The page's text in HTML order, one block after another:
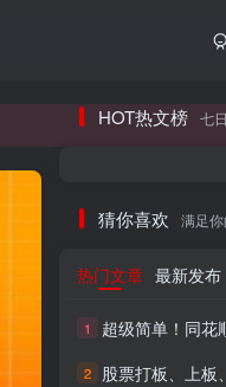
新各大精品创业项目！
HOT热文榜 七
猜你喜欢 满足
热门文章 最新发布
1 超级简单！同花顺K线
2 股票打板、上板、封板、翘板